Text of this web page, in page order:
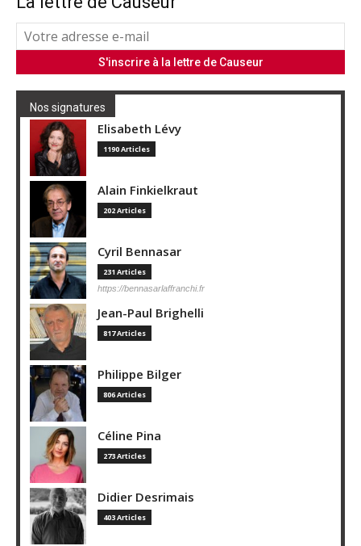
Nos signatures
Elisabeth Lévy
1190 Articles
Alain Finkielkraut
202 Articles
Cyril Bennasar
231 Articles
https://bennasarlaffranchi.fr
Jean-Paul Brighelli
817 Articles
Philippe Bilger
806 Articles
Céline Pina
273 Articles
Didier Desrimais
403 Articles